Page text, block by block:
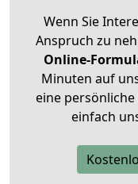
Wenn Sie
Anspruch zu
Online-
Minuten auf
eine
einfach